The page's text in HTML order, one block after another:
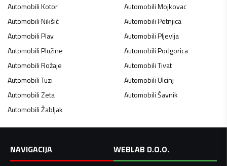
AutomobiliKotor AutomobiliMojkovac
AutomobiliNikšić AutomobiliPetnjica
AutomobiliPlav AutomobiliPljevlja
AutomobiliPlužine AutomobiliPodgorica
AutomobiliRožaje AutomobiliTivat
AutomobiliTuzi AutomobiliUlcinj
AutomobiliZeta AutomobiliŠavnik
AutomobiliŽabljak
NAVIGACIJA
WEBLAB D.O.O.